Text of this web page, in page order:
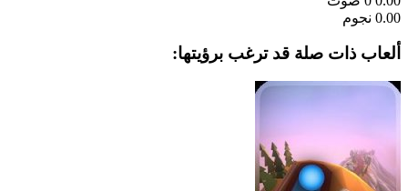
0.00 نجوم
ألعاب ذات صلة قد ترغب برؤيتها: